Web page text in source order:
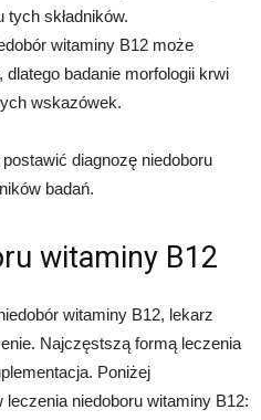
składników.
witaminy B12 może
dlatego badanie morfologii krwi
wskazówek.
diagnozę niedoboru
badań.
witaminy B12
witaminy B12, lekarz
Najczęstszą formą leczenia
Poniżej
niedoboru witaminy B12: